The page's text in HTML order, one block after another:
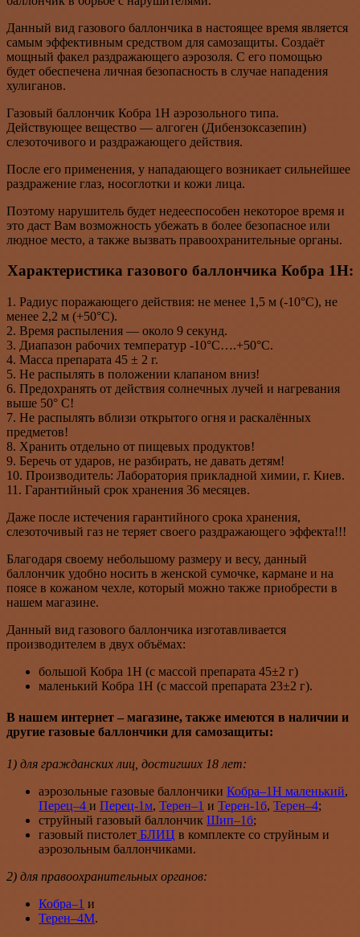
Данный вид газового баллончика в настоящее время является
самым эффективным средством для самозащиты. Создаёт
мощный факел раздражающего аэрозоля. С его помощью
будет обеспечена личная безопасность в случае нападения
хулиганов.
Газовый баллончик Кобра 1Н аэрозольного типа.
Действующее вещество — алгоген (Дибензоксазепин)
слезоточивого и раздражающего действия.
После его применения, у нападающего возникает сильнейшее
раздражение глаз, носоглотки и кожи лица.
Поэтому нарушитель будет недееспособен некоторое время и
это даст Вам возможность убежать в более безопасное или
людное место, а также вызвать правоохранительные органы.
Характеристика газового баллончика Кобра 1Н:
1. Радиус поражающего действия: не менее 1,5 м (-10°С), не
менее 2,2 м (+50°С).
2. Время распыления — около 9 секунд.
3. Диапазон рабочих температур -10°С….+50°С.
4. Масса препарата 45 ± 2 г.
5. Не распылять в положении клапаном вниз!
6. Предохранять от действия солнечных лучей и нагревания
выше 50° С!
7. Не распылять вблизи открытого огня и раскалённых
предметов!
8. Хранить отдельно от пищевых продуктов!
9. Беречь от ударов, не разбирать, не давать детям!
10. Производитель: Лаборатория прикладной химии, г. Киев.
11. Гарантийный срок хранения 36 месяцев.
Даже после истечения гарантийного срока хранения,
слезоточивый газ не теряет своего раздражающего эффекта!!!
Благодаря своему небольшому размеру и весу, данный
баллончик удобно носить в женской сумочке, кармане и на
поясе в кожаном чехле, который можно также приобрести в
нашем магазине.
Данный вид газового баллончика изготавливается
производителем в двух объёмах:
большой Кобра 1Н (с массой препарата 45±2 г)
маленький Кобра 1Н (с массой препарата 23±2 г).
В нашем интернет – магазине, также имеются в наличии и
другие газовые баллончики для самозащиты:
1) для гражданских лиц, достигших 18 лет:
аэрозольные газовые баллончики Кобра–1Н маленький,
Перец–4 и Перец-1м, Терен–1 и Терен-1б, Терен–4;
струйный газовый баллончик Шип–1б;
газовый пистолет БЛИЦ в комплекте со струйным и
аэрозольным баллончиками.
2) для правоохранительных органов:
Кобра–1 и
Терен–4М.